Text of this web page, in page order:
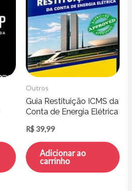
Outros
Guia Restituição ICMS da
Conta de Energia Elétrica
R$ 39,99
Adicionar ao
carrinho